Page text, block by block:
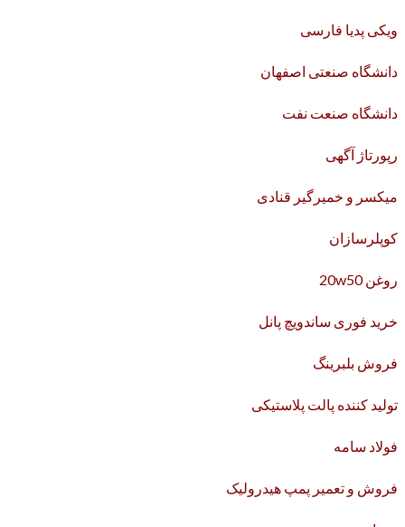
ویکی پدیا فارسی
دانشگاه صنعتی اصفهان
دانشگاه صنعت نفت
رپورتاژ آگهی
میکسر و خمیرگیر قنادی
کوپلرسازان
روغن 20w50
خرید فوری ساندویچ پانل
فروش بلبرینگ
تولید کننده پالت پلاستیکی
فولاد سامه
فروش و تعمیر پمپ هیدرولیک